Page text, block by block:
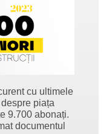
cu ultimele
piața
9.700 abonați.
documentul